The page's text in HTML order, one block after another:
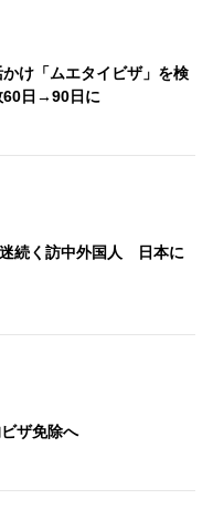
け「ムエタイビザ」を検
60日→90日に
続く訪中外国人 日本に
ザ免除へ